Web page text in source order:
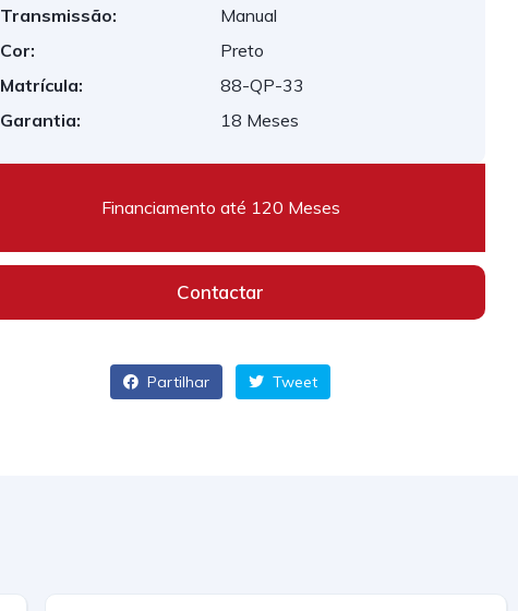
Transmissão:
Manual
Cor:
Preto
Matrícula:
88-QP-33
Garantia:
18 Meses
Financiamento até 120 Meses
Contactar
Partilhar Tweet